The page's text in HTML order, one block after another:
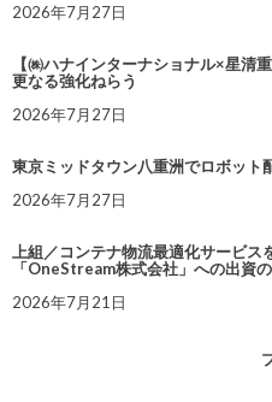
2026年7月27日
【㈱ハナインターナショナル×星清
更なる強化ねらう
2026年7月27日
東京ミッドタウン八重洲でロボット
2026年7月27日
上組／コンテナ物流最適化サービ
「OneStream株式会社」への出資
2026年7月21日